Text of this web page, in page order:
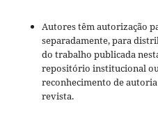
Autores têm autorização
separadamente, para
do trabalho publicada
repositório institucional
reconhecimento de
revista.